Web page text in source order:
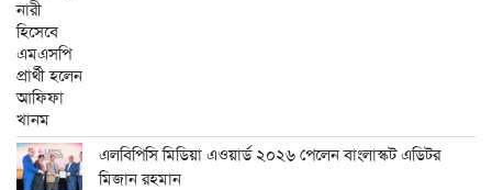
এলবিপিসি মিডিয়া এওয়ার্ড ২০২৬ পেলেন বাংলাস্কট এডিটর
মিজান রহমান